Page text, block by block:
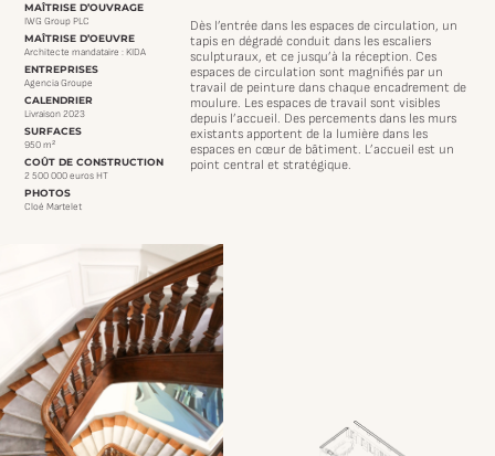
MAÎTRISE D’OUVRAGE
IWG Group PLC
MAÎTRISE D’OEUVRE
Architecte mandataire : KIDA
ENTREPRISES
Agencia Groupe
CALENDRIER
Livraison 2023
SURFACES
950 m²
COÛT DE CONSTRUCTION
2 500 000 euros HT
PHOTOS
Cloé Martelet
Dès l’entrée dans les espaces de circulation, un
tapis en dégradé conduit dans les escaliers
sculpturaux, et ce jusqu’à la réception. Ces
espaces de circulation sont magnifiés par un
travail de peinture dans chaque encadrement de
moulure. Les espaces de travail sont visibles
depuis l’accueil. Des percements dans les murs
existants apportent de la lumière dans les
espaces en cœur de bâtiment. L’accueil est un
point central et stratégique.